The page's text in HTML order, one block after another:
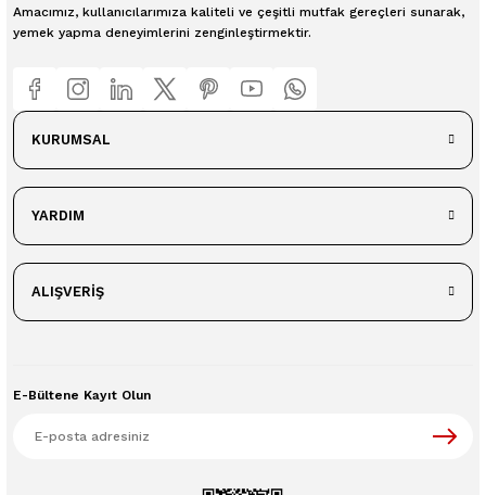
Amacımız, kullanıcılarımıza kaliteli ve çeşitli mutfak gereçleri sunarak,
yemek yapma deneyimlerini zenginleştirmektir.
KURUMSAL
YARDIM
ALIŞVERİŞ
E-Bültene Kayıt Olun